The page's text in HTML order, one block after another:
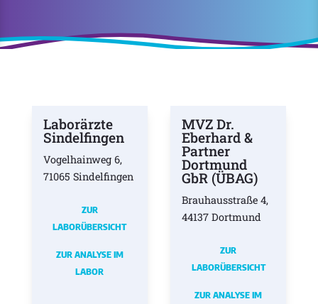
Laborärzte
Sindelfingen
Vogelhainweg 6,
71065 Sindelfingen
ZUR
LABORÜBERSICHT
ZUR ANALYSE IM
LABOR
MVZ Dr.
Eberhard &
Partner
Dortmund
GbR (ÜBAG)
Brauhausstraße 4,
44137 Dortmund
ZUR
LABORÜBERSICHT
ZUR ANALYSE IM